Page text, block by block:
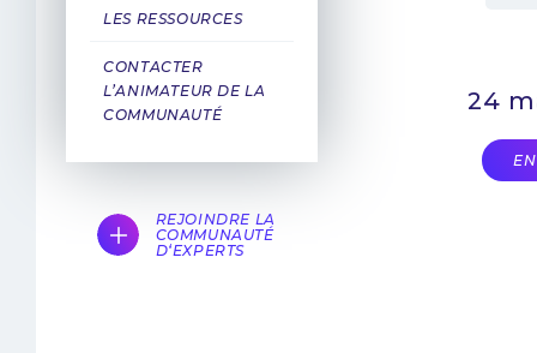
LES RESSOURCES
CONTACTER
L’ANIMATEUR DE LA
COMMUNAUTÉ
REJOINDRE LA
COMMUNAUTÉ
D‘EXPERTS
24